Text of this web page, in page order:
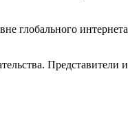
глобального